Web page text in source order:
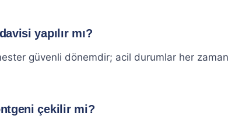
yapılır mı?
güvenli dönemdir; acil durumlar her zaman
çekilir mi?